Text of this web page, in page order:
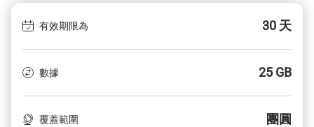
有效期限為 30 天
數據 25 GB
覆蓋範圍 團圓